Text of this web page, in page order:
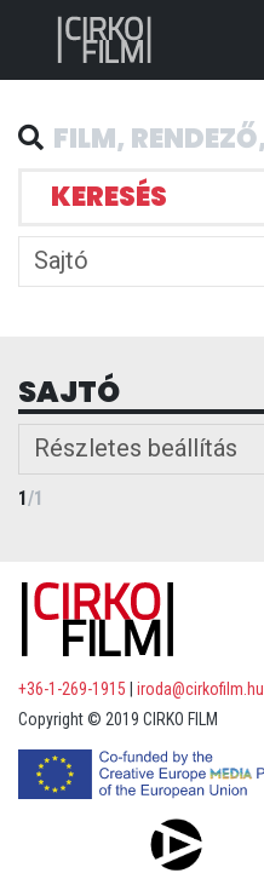
KERESÉS
Sajtó
SAJTÓ
Részletes beállítás
1/1
+36-1-269-1915
iroda@cirkofilm.hu
Copyright © 2019 CIRKO FILM